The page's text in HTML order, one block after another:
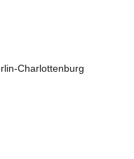
Charlottenburg